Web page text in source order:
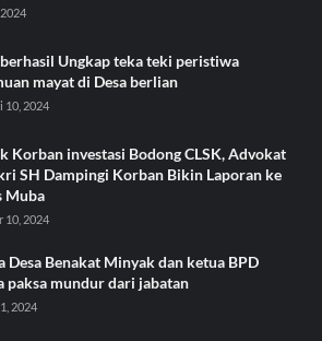
Ungkap teka teki peristiwa
mayat di Desa berlian
10, 2024
Korban investasi Bodong CLSK, Advokat
SH Dampingi Korban Bikin Laporan ke
Muba
10, 2024
Desa Benakat Minyak dan ketua BPD
paksa mundur dari jabatan
2024